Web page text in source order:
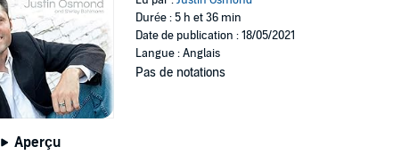
Aperçu
Durée : 5 h et 36 min
Date de publication : 18/05/2021
Langue : Anglais
Pas de notations